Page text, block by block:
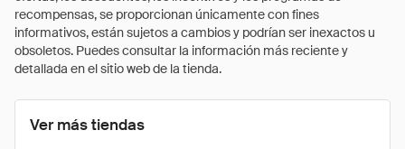
recompensas, se proporcionan únicamente con fines
informativos, están sujetos a cambios y podrían ser inexactos u
obsoletos. Puedes consultar la información más reciente y
detallada en el sitio web de la tienda.
Ver más tiendas